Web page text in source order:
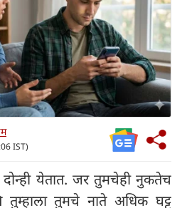
IST)
दोन्ही येतात. जर तुमचेही नुकतेच
तुमचे नाते अधिक घट्ट